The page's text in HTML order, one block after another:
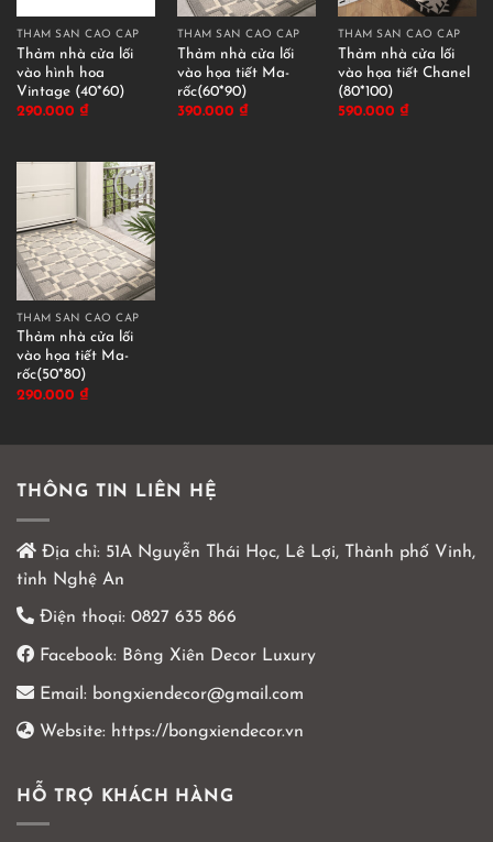
THẢM SÀN CAO CẤP
Thảm nhà cửa lối
vào hình hoa
Vintage (40*60)
290.000 ₫
THẢM SÀN CAO CẤP
Thảm nhà cửa lối
vào họa tiết Ma-
rốc(60*90)
390.000 ₫
THẢM SÀN CAO CẤP
Thảm nhà cửa lối
vào họa tiết Chanel
(80*100)
590.000 ₫
THẢM SÀN CAO CẤP
Thảm nhà cửa lối
vào họa tiết Ma-
rốc(50*80)
290.000 ₫
THÔNG TIN LIÊN HỆ
Địa chỉ: 51A Nguyễn Thái Học, Lê Lợi, Thành phố Vinh,
tỉnh Nghệ An
Điện thoại: 0827 635 866
Facebook: Bông Xiên Decor Luxury
Email: bongxiendecor@gmail.com
Website: https://bongxiendecor.vn
HỖ TRỢ KHÁCH HÀNG